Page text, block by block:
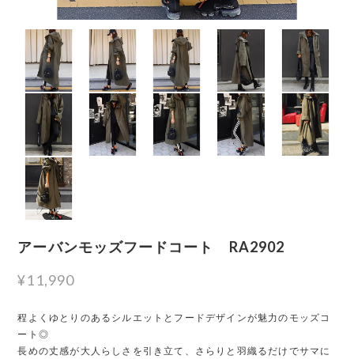
アーバンモッズフードコート RA2902
¥11,990
程よくゆとりのあるシルエットとフードデザインが魅力のモッズコ
ート◎
長めの丈感が大人らしさを引き立て、さらりと羽織るだけでサマに